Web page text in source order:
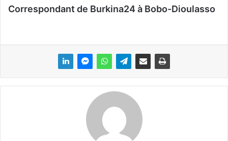
Correspondant de Burkina24 à Bobo-Dioulasso